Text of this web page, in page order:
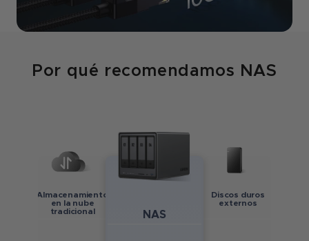
Por qué recomendamos NAS
NAS
Almacenamiento
en la nube
tradicional
Discos duros
externos